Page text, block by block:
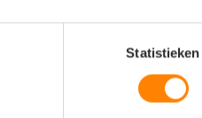
Statistieken